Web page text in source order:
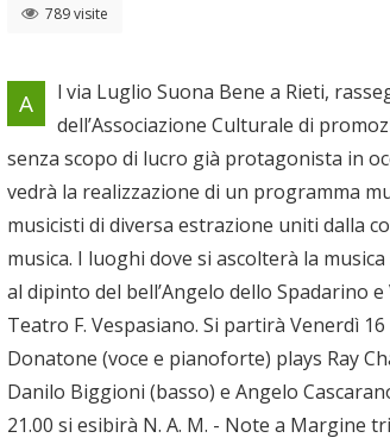
789 visite
A
l via Luglio Suona Bene a Rieti,
dell’Associazione Culturale di
senza scopo di lucro già protagonista in
vedrà la realizzazione di un programma
musicisti di diversa estrazione uniti dalla
musica. I luoghi dove si ascolterà la
al dipinto del bell’Angelo dello Spadarino
Teatro F. Vespasiano. Si partirà Venerdì
Donatone (voce e pianoforte) plays Ray
Danilo Biggioni (basso) e Angelo
21.00 si esibirà N. A. M. - Note a Margine